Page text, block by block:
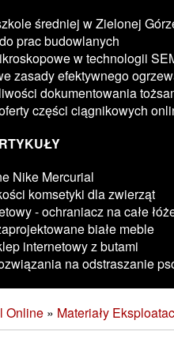
średniej w Zielonej
prac budowlanych
w technologii
zasady efektywnego
dokumentowania
części ciągnikowych
Nike Mercurial
komsetyki dla zwierząt
- ochraniacz na całe
białe meble
internetowy z butami
na odstraszanie
Online » Materiały